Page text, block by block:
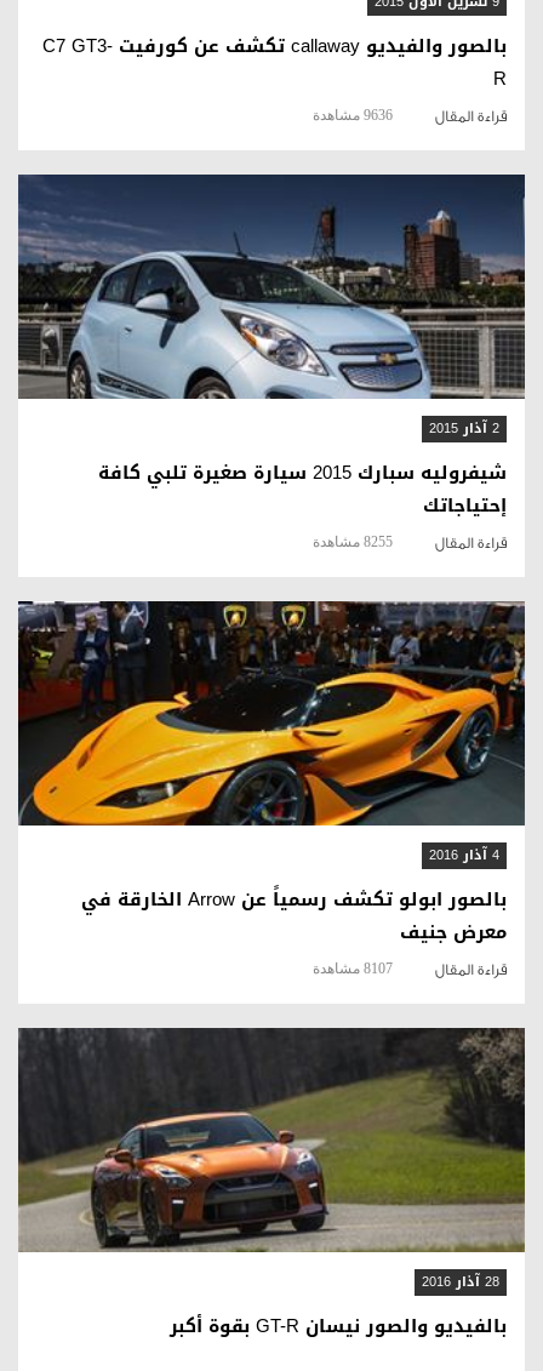
بالصور والفيديو callaway تكشف عن كورفيت C7 GT3-
R
قراءة المقال 9636 مشاهدة
قراءة المقال
2 آذار 2015
شيفروليه سبارك 2015 سيارة صغيرة تلبي كافة
إحتياجاتك
قراءة المقال 8255 مشاهدة
قراءة المقال
4 آذار 2016
بالصور ابولو تكشف رسمياً عن Arrow الخارقة في
معرض جنيف
قراءة المقال 8107 مشاهدة
قراءة المقال
28 آذار 2016
بالفيديو والصور نيسان GT-R بقوة أكبر